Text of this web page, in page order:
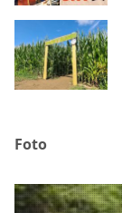
Foto